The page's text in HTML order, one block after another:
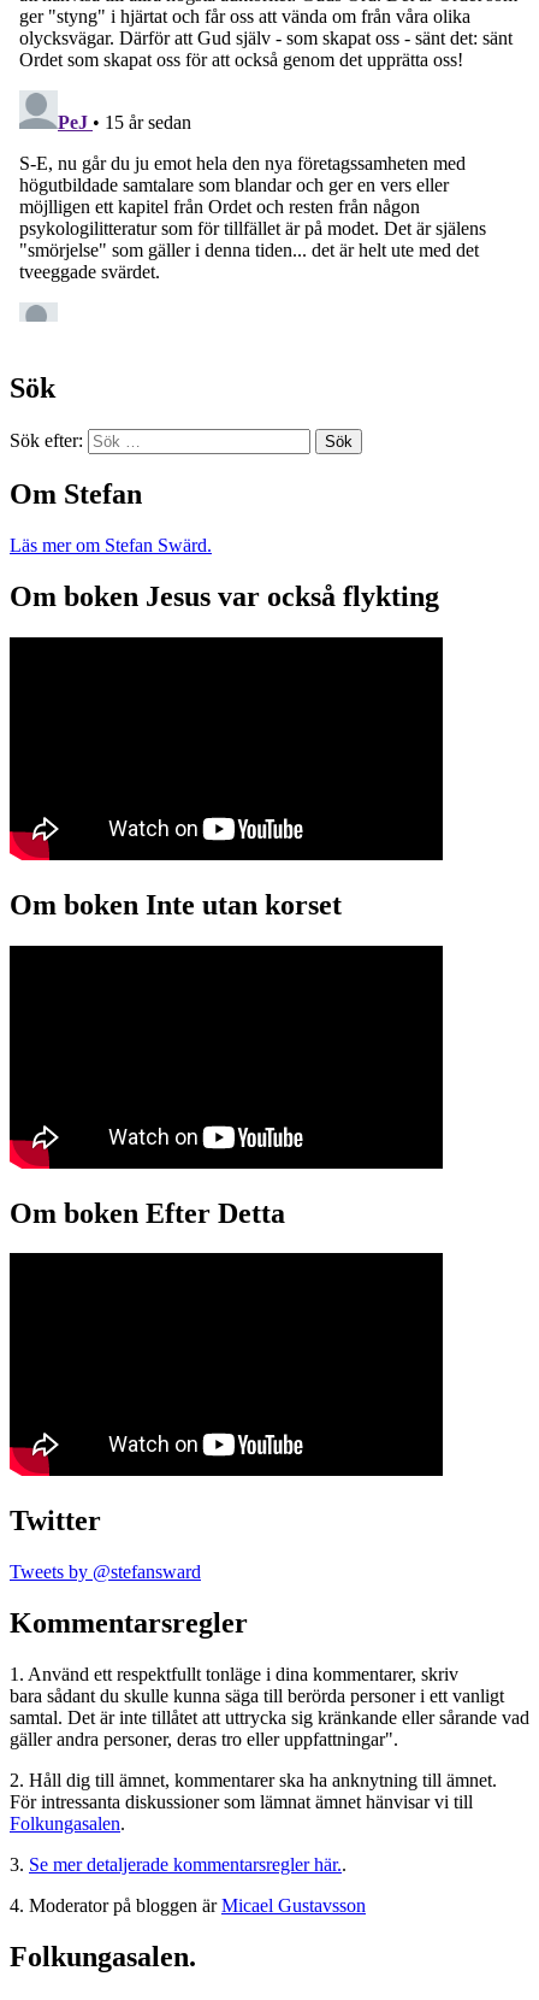
Sök
Sök efter:
Om Stefan
Läs mer om Stefan Swärd.
Om boken Jesus var också flykting
Om boken Inte utan korset
Om boken Efter Detta
Twitter
Tweets by @stefansward
Kommentarsregler
1. Använd ett respektfullt tonläge i dina kommentarer, skriv
bara sådant du skulle kunna säga till berörda personer i ett vanligt
samtal. Det är inte tillåtet att uttrycka sig kränkande eller sårande vad
gäller andra personer, deras tro eller uppfattningar".
2. Håll dig till ämnet, kommentarer ska ha anknytning till ämnet.
För intressanta diskussioner som lämnat ämnet hänvisar vi till
Folkungasalen.
3. Se mer detaljerade kommentarsregler här..
4. Moderator på bloggen ärMicael Gustavsson
Folkungasalen.